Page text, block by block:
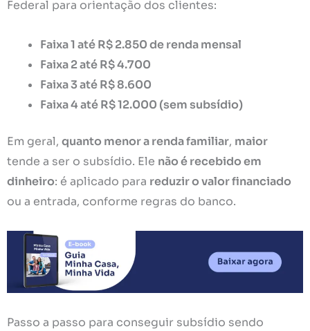
Federal para orientação dos clientes:
Faixa 1 até R$ 2.850 de renda mensal
Faixa 2 até R$ 4.700
Faixa 3 até R$ 8.600
Faixa 4 até R$ 12.000 (sem subsídio)
Em geral, quanto menor a renda familiar, maior
tende a ser o subsídio. Ele não é recebido em
dinheiro: é aplicado para reduzir o valor financiado
ou a entrada, conforme regras do banco.
Passo a passo para conseguir subsídio sendo